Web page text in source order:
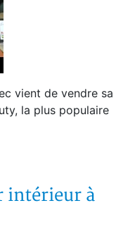
vient de vendre sa
la plus populaire
intérieur à